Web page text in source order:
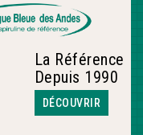
La Référence
Depuis 1990
DÉCOUVRIR